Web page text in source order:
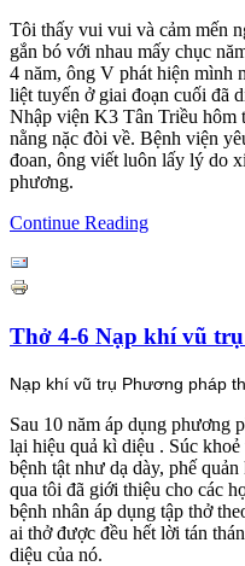
Tôi thấy vui vui và cảm mến
gắn bó với nhau mấy chục
4 năm, ông V phát hiện mình
liệt tuyến ở giai đoạn cuối đã
Nhập viện K3 Tân Triều hôm
nằng nặc đòi về. Bệnh viện
đoan, ông viết luôn lấy lý do
phương.
Continue Reading
Thở 4-6 Nạp khí vũ
Nạp khí vũ trụ Phương pháp
Sau 10 năm áp dụng phương
lại hiệu quả kì diệu . Súc khoẻ
bệnh tật như dạ dày, phế
qua tôi đã giới thiệu cho các
bệnh nhân áp dụng tập thở
ai thở được đều hết lời tán
diệu của nó.